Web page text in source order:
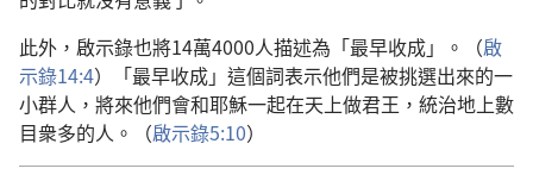
此外，啟示錄也將14萬4000人描述為「最早收成」。（啟
示錄14:4）「最早收成」這個詞表示他們是被挑選出來的一
小群人，將來他們會和耶穌一起在天上做君王，統治地上數
目衆多的人。（啟示錄5:10）